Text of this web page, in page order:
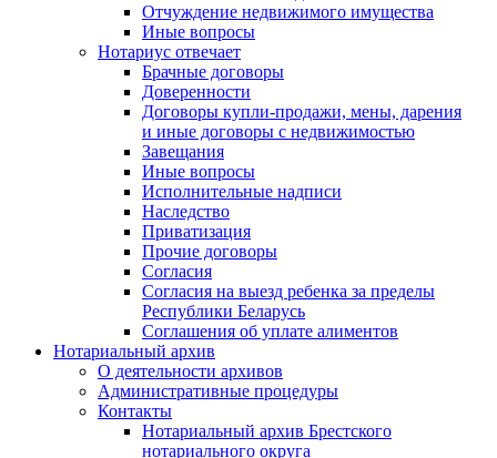
Отчуждение недвижимого имущества
Иные вопросы
Нотариус отвечает
Брачные договоры
Доверенности
Договоры купли-продажи, мены, дарения
и иные договоры с недвижимостью
Завещания
Иные вопросы
Исполнительные надписи
Наследство
Приватизация
Прочие договоры
Согласия
Согласия на выезд ребенка за пределы
Республики Беларусь
Соглашения об уплате алиментов
Нотариальный архив
О деятельности архивов
Административные процедуры
Контакты
Нотариальный архив Брестского
нотариального округа